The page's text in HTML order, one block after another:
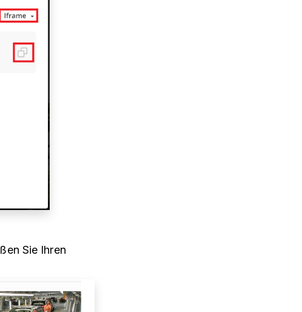
Sie Ihren